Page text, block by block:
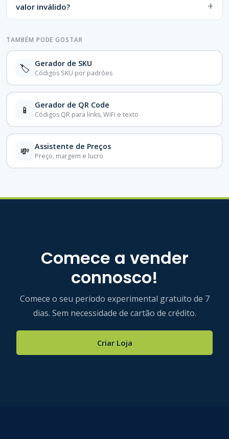
valor inválido?
TAMBÉM PODE GOSTAR
🏷️ Gerador de SKU
Códigos SKU por padrões
📱 Gerador de QR Code
Códigos QR para links, WiFi e texto
💸 Assistente de Preços
Preço, margem e lucro
Comece a vender
connosco!
Comece o seu período experimental gratuito de 7
dias. Sem necessidade de cartão de crédito.
Criar Loja